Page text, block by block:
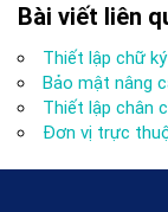
Bài viết liên
Thiết lập chữ
Bảo mật nâng
Thiết lập chân
Đơn vị trực